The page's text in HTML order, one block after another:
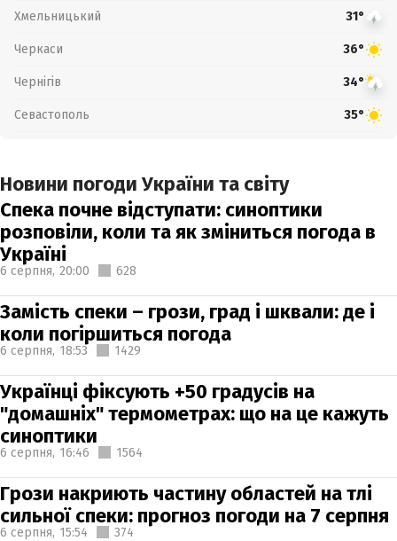
Хмельницький 31°
Черкаси 36°
Чернігів 34°
Севастополь 35°
Новини погоди України та світу
Спека почне відступати: синоптики
розповіли, коли та як зміниться погода в
Україні
6 серпня, 20:00 628
Замість спеки – грози, град і шквали: де і
коли погіршиться погода
6 серпня, 18:53 1429
Українці фіксують +50 градусів на
"домашніх" термометрах: що на це кажуть
синоптики
6 серпня, 16:46 1564
Грози накриють частину областей на тлі
сильної спеки: прогноз погоди на 7 серпня
6 серпня, 15:54 374